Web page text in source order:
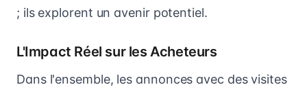
; ils explorent un avenir potentiel.
L'Impact Réel sur les Acheteurs
Dans l'ensemble, les annonces avec des visites